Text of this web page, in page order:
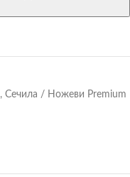
, Сечила / Ножеви Premium